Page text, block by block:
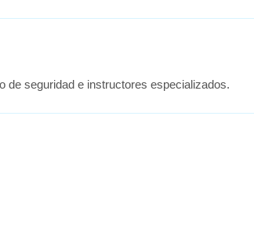
de seguridad e instructores especializados.